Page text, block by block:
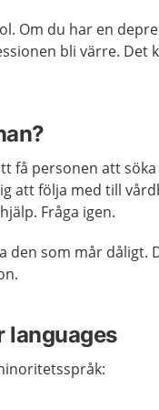
Om du har en
bli värre. Det
få personen att
att följa med till
Fråga igen.
som mår dåligt.
languages